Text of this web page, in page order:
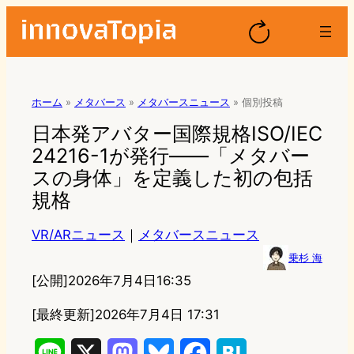
ホーム » メタバース » メタバースニュース » 個別投稿
日本発アバター国際規格ISO/IEC
24216-1が発行——「メタバー
スの身体」を定義した初の包括
規格
VR/ARニュース ｜ メタバースニュース
乗杉 海
[公開]2026年7月4日16:35
[最終更新]2026年7月4日 17:31